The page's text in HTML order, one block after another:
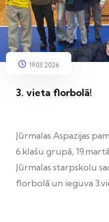
19.03.2026
3. vieta florbolā!
Jūrmalas Aspazijas
6.klašu grupā,
Jūrmalas starpskolu
florbolā un ieguva